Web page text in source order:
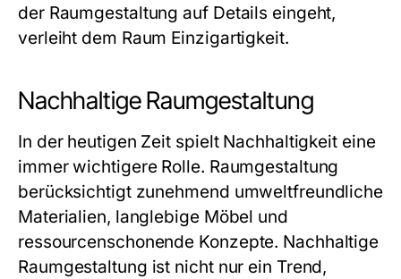
der Raumgestaltung auf Details eingeht,
verleiht dem Raum Einzigartigkeit.
Nachhaltige Raumgestaltung
In der heutigen Zeit spielt Nachhaltigkeit eine
immer wichtigere Rolle. Raumgestaltung
berücksichtigt zunehmend umweltfreundliche
Materialien, langlebige Möbel und
ressourcenschonende Konzepte. Nachhaltige
Raumgestaltung ist nicht nur ein Trend,